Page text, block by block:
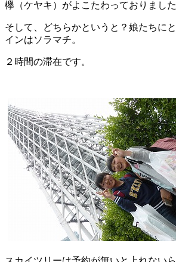
欅（ケヤキ）がよこたわっておりました
そして、どちらかというと？娘たちに
インはソラマチ。
２時間の滞在です。